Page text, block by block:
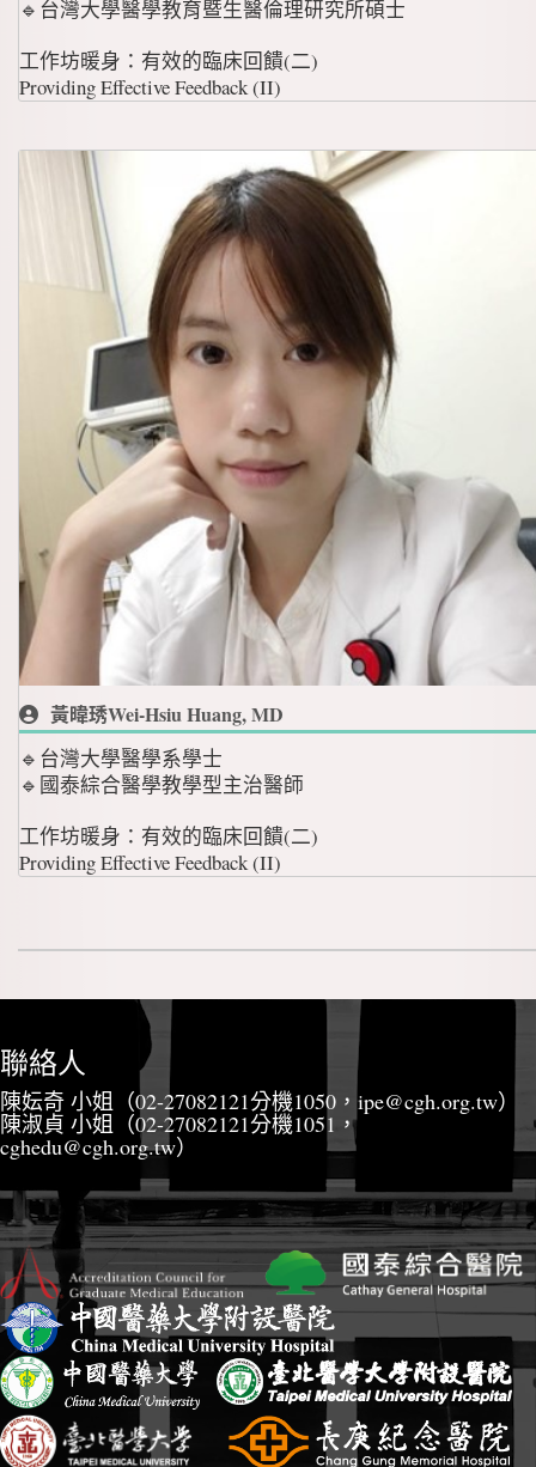
🔹台灣大學醫學教育暨生醫倫理研究所碩士
工作坊暖身：有效的臨床回饋(二)
Providing Effective Feedback (II)
黃暐琇Wei-Hsiu Huang, MD
🔹台灣大學醫學系學士
🔹國泰綜合醫學教學型主治醫師
工作坊暖身：有效的臨床回饋(二)
Providing Effective Feedback (II)
聯絡人
陳妘奇 小姐（02-27082121分機1050，ipe@cgh.org.tw）
陳淑貞 小姐（02-27082121分機1051，
cghedu@cgh.org.tw）